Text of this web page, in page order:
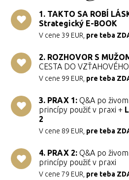
1. TAKTO SA ROBÍ
Strategický E-BOOK
V cene 39 EUR, pre teba
2. ROZHOVOR S
CESTA DO
V cene 99 EUR, pre teba
3. PRAX 1: Q&A po
princípy použiť v praxi +
2
V cene 89 EUR, pre teba
4. PRAX 2: Q&A po
princípy použiť v praxi
V cene 79 EUR, pre teba